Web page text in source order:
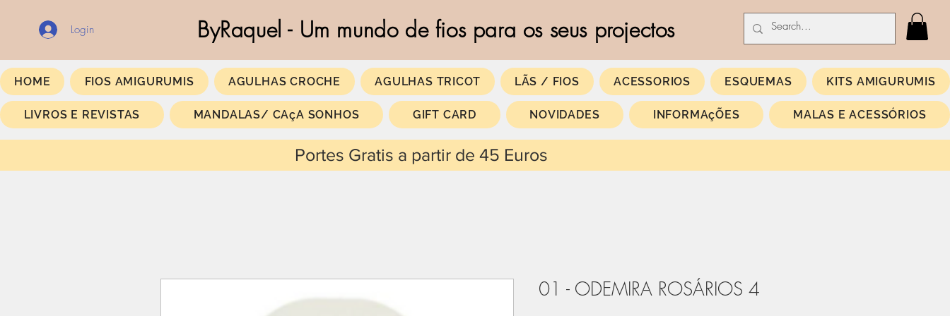
Login ByRaquel - Um mundo de fios para os seus projectos
HOME FIOS AMIGURUMIS AGULHAS CROCHE AGULHAS TRICOT LÃS / FIOS ACESSORIOS ESQUEMAS KITS AMIGURUMIS
LIVROS E REVISTAS MANDALAS/ CAçA SONHOS GIFT CARD NOVIDADES INFORMAçÕES MALAS E ACESSÓRIOS
Portes Gratis a partir de 45 Euros
01 - ODEMIRA ROSÁRIOS 4